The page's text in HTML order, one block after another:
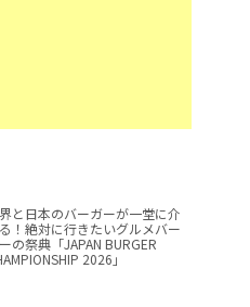
と日本のバーガーが一堂に介
！絶対に行きたいグルメバー
の祭典「JAPAN BURGER
2026」